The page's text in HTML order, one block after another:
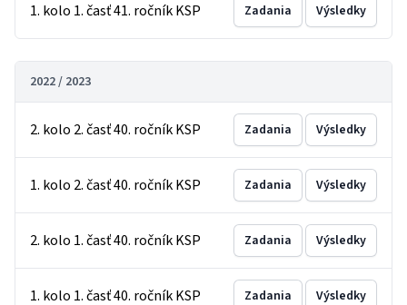
1. kolo 1. časť 41. ročník KSP Zadania Výsledky
2022 / 2023
2. kolo 2. časť 40. ročník KSP Zadania Výsledky
1. kolo 2. časť 40. ročník KSP Zadania Výsledky
2. kolo 1. časť 40. ročník KSP Zadania Výsledky
1. kolo 1. časť 40. ročník KSP Zadania Výsledky